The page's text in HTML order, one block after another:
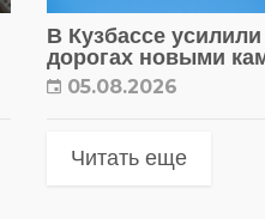
В Кузбассе
дорогах новыми
05.08.2026
Читать еще